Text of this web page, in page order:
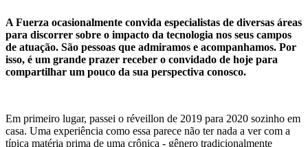
A Fuerza ocasionalmente convida especialistas de diversas áreas
para discorrer sobre o impacto da tecnologia nos seus campos
de atuação. São pessoas que admiramos e acompanhamos. Por
isso, é um grande prazer receber o convidado de hoje para
compartilhar um pouco da sua perspectiva conosco.
Em primeiro lugar, passei o réveillon de 2019 para 2020 sozinho em
casa. Uma experiência como essa parece não ter nada a ver com a
típica matéria prima de uma crônica - gênero tradicionalmente